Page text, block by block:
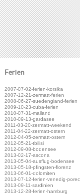
Ferien
2007-07-02-ferien-korsika
2007-12-21-zermatt-ferien
2008-06-27-suedengland-ferien
2009-10-23-cuba-ferien
2010-07-31-mailand
2010-09-13-gardasee
2011-03-20-zermatt-weekend
2011-04-22-zermatt-ostern
2012-04-05-zermatt-ostern
2012-05-21-tbilisi
2012-09-08-bodensee
2013-02-17-ascona
2013-05-04-ausflug-bodensee
2013-05-18-pfingsten-florenz
2013-06-01-dolomiten
2013-07-12-ferien-venedig-porec
2013-09-11-sardinien
2013-12-28-ferien-hamburg